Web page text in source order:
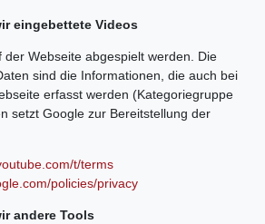
eingebettete Videos
der Webseite abgespielt werden. Die
sind die Informationen, die auch bei
erfasst werden (Kategoriegruppe
setzt Google zur Bereitstellung der
t/terms
policies/privacy
andere Tools